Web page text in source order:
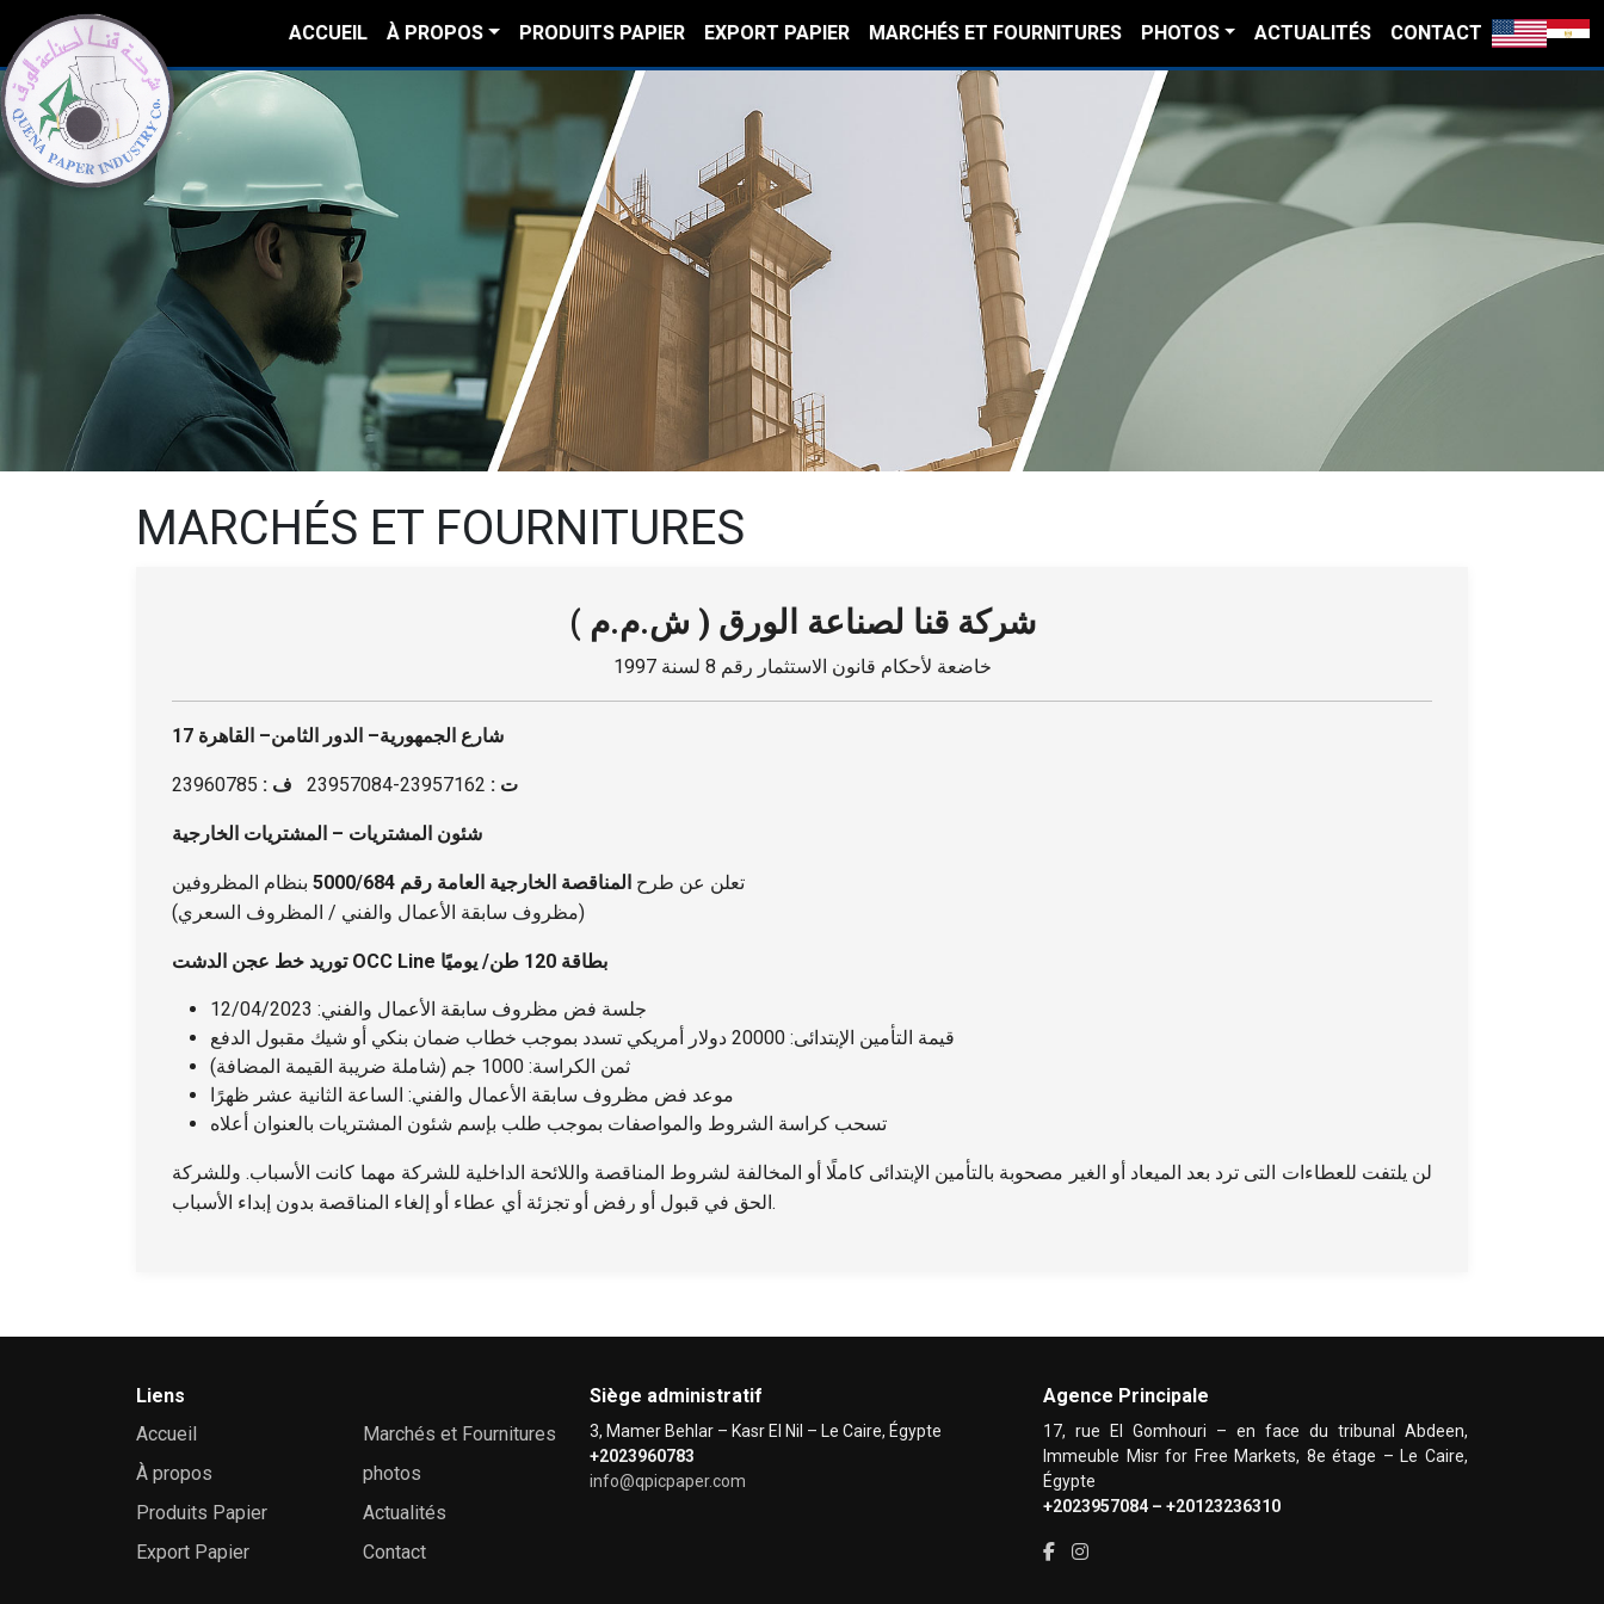
ACCUEIL À PROPOS PRODUITS PAPIER EXPORT PAPIER MARCHÉS ET FOURNITURES PHOTOS ACTUALITÉS CONTACT
MARCHÉS ET FOURNITURES
شركة قنا لصناعة الورق ( ش.م.م )
خاضعة لأحكام قانون الاستثمار رقم 8 لسنة 1997
17 شارع الجمهورية– الدور الثامن– القاهرة
ت : ف :
شئون المشتريات – المشتريات الخارجية
تعلن عن طرح المناقصة الخارجية العامة رقم 5000/684
بنظام المظروفين
(مظروف سابقة الأعمال والفني / المظروف السعري)
توريد خط عجن الدشت OCC Line بطاقة 120 طن/ يوميًا
جلسة فض مظروف سابقة الأعمال والفني: 12/04/2023
قيمة التأمين الإبتدائى: 20000 دولار أمريكي تسدد بموجب خطاب ضمان بنكي أو شيك مقبول الدفع
ثمن الكراسة: 1000 جم (شاملة ضريبة القيمة المضافة)
موعد فض مظروف سابقة الأعمال والفني: الساعة الثانية عشر ظهرًا
تسحب كراسة الشروط والمواصفات بموجب طلب بإسم شئون المشتريات بالعنوان أعلاه
لن يلتفت للعطاءات التى ترد بعد الميعاد أو الغير مصحوبة بالتأمين الإبتدائى كاملًا أو المخالفة لشروط المناقصة واللائحة الداخلية للشركة مهما كانت الأسباب. وللشركة
الحق في قبول أو رفض أو تجزئة أي عطاء أو إلغاء المناقصة بدون إبداء الأسباب.
Liens
Accueil
À propos
Produits Papier
Export Papier
Marchés et Fournitures
photos
Actualités
Contact
Siège administratif
3, Mamer Behlar – Kasr El Nil – Le Caire, Égypte
+2023960783
info@qpicpaper.com
Agence Principale
17, rue El Gomhouri – en face du tribunal Abdeen,
Immeuble Misr for Free Markets, 8e étage – Le Caire,
Égypte
+2023957084 – +20123236310